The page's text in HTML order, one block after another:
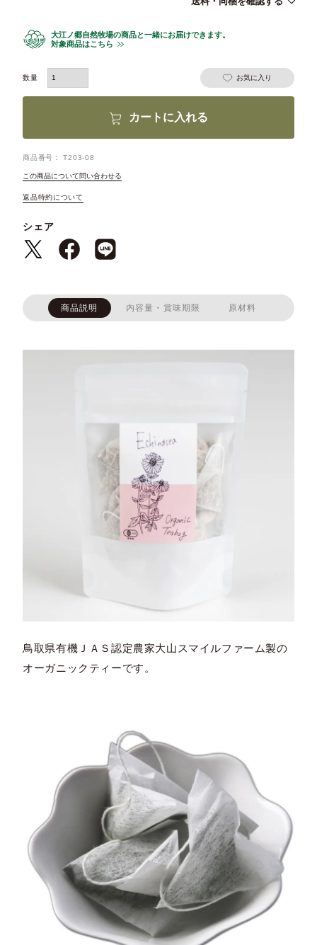
大江ノ郷自然牧場の商品と一緒にお届けできます。
対象商品はこちら
お気に入り
カートに入れる
商品番号 T203-08
この商品について問い合わせる
返品特約について
シェア
商品説明 内容量・賞味期限 原材料
鳥取県有機ＪＡＳ認定農家大山スマイルファーム製の
オーガニックティーです。